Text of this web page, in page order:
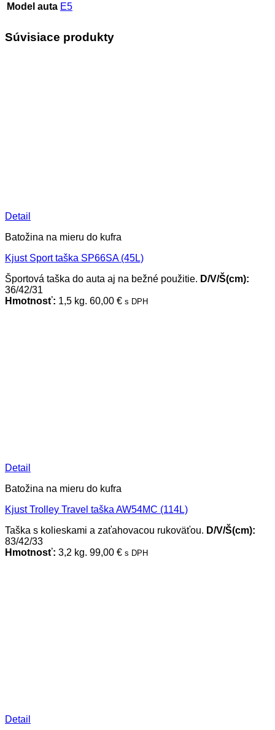
Model auta E5
Súvisiace produkty
Detail
Batožina na mieru do kufra
Kjust Sport taška SP66SA (45L)
Športová taška do auta aj na bežné použitie. D/V/Š(cm):
36/42/31
Hmotnosť: 1,5 kg. 60,00 € s DPH
Detail
Batožina na mieru do kufra
Kjust Trolley Travel taška AW54MC (114L)
Taška s kolieskami a zaťahovacou rukoväťou. D/V/Š(cm):
83/42/33
Hmotnosť: 3,2 kg. 99,00 € s DPH
Detail